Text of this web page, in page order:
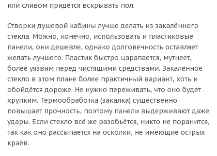
или сливом придётся вскрывать пол.
Створки душевой кабины лучше делать из закалённого
стекла. Можно, конечно, использовать и пластиковые
панели, они дешевле, однако долговечность оставляет
желать лучшего. Пластик быстро царапается, мутнеет,
более уязвим перед чистящими средствами. Закалённое
стекло в этом плане более практичный вариант, хоть и
обойдётся дороже. Не нужно переживать, что оно будет
хрупким. Термообработка (закалка) существенно
повышает прочность, поэтому панели выдерживают даже
удары. Если стекло всё же разобьётся, никто не поранится,
так как оно рассыпается на осколки, не имеющие острых
краёв.